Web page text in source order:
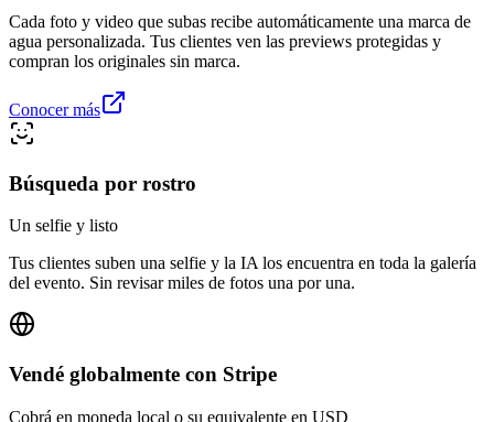
Cada foto y video que subas recibe automáticamente una marca de
agua personalizada. Tus clientes ven las previews protegidas y
compran los originales sin marca.
Conocer más
Búsqueda por rostro
Un selfie y listo
Tus clientes suben una selfie y la IA los encuentra en toda la galería
del evento. Sin revisar miles de fotos una por una.
Vendé globalmente con Stripe
Cobrá en moneda local o su equivalente en USD